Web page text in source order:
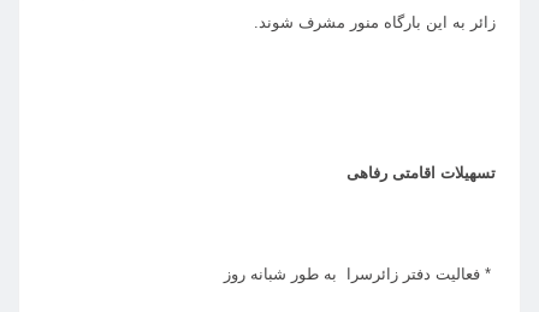
زائر به این بارگاه منور مشرف شوند.
تسهیلات اقامتی رفاهی
* فعالیت دفتر زائرسرا به طور شبانه روز